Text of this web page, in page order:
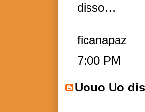
disso…
ficanapaz
7:00 PM
Uouo Uo